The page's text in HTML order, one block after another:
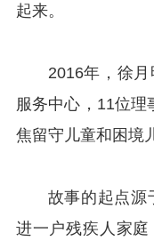
起来。
2016年，徐
服务中心，11位
焦留守儿童和困境
故事的起点源
进一户残疾人家